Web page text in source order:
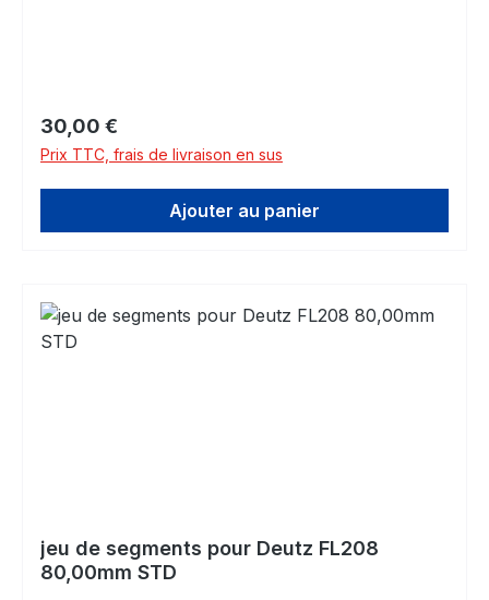
Prix régulier :
30,00 €
Prix TTC, frais de livraison en sus
Ajouter au panier
jeu de segments pour Deutz FL208
80,00mm STD